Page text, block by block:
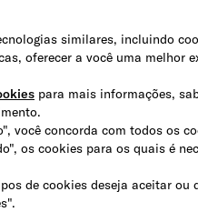
similares, incluindo
oferecer a você uma melhor
para mais informações,
você concorda com todos os
os cookies para os quais é
de cookies deseja aceitar